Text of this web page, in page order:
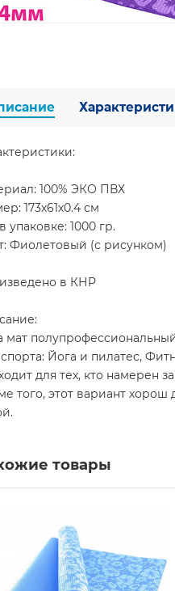
100% ЭКО ПВХ
173х61х0.4 см
упаковке: 1000 гр.
Фиолетовый (с рисунком)
в КНР
мат
Йога и пилатес,
для тех, кто намерен
того, этот вариант
товары